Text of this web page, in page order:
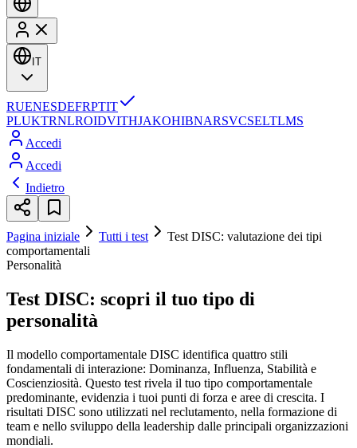
IT
RUENESDEFRPTIT
PLUKTRNLROIDVITHJAKOHIBNARSVCSELTLMS
Accedi
Accedi
Indietro
Pagina iniziale Tutti i test
Test DISC: valutazione dei tipi
comportamentali
Personalità
Test DISC: scopri il tuo tipo di
personalità
Il modello comportamentale DISC identifica quattro stili
fondamentali di interazione: Dominanza, Influenza, Stabilità e
Coscienziosità. Questo test rivela il tuo tipo comportamentale
predominante, evidenzia i tuoi punti di forza e aree di crescita. I
risultati DISC sono utilizzati nel reclutamento, nella formazione di
team e nello sviluppo della leadership dalle principali organizzazioni
mondiali.